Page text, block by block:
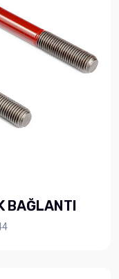
BAĞLANTI